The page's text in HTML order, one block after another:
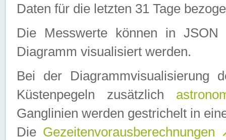
Daten für die letzten 31 Tage
Die Messwerte können in
Diagramm visualisiert werden.
Bei der Diagrammvisualisierung
Küstenpegeln zusätzlich
Ganglinien werden gestrichelt in
Die Gezeitenvorausberechnungen